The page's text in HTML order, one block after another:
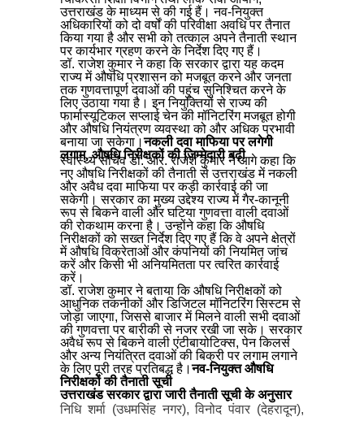
उत्तराखंड के माध्यम से की गई हैं। नव-नियुक्त
अधिकारियों को दो वर्षों की परिवीक्षा अवधि पर तैनात
किया गया है और सभी को तत्काल अपने तैनाती स्थान
पर कार्यभार ग्रहण करने के निर्देश दिए गए हैं।
डॉ. राजेश कुमार ने कहा कि सरकार द्वारा यह कदम
राज्य में औषधि प्रशासन को मजबूत करने और जनता
तक गुणवत्तापूर्ण दवाओं की पहुंच सुनिश्चित करने के
लिए उठाया गया है। इन नियुक्तियों से राज्य की
फार्मास्यूटिकल सप्लाई चेन की मॉनिटरिंग मजबूत होगी
और औषधि नियंत्रण व्यवस्था को और अधिक प्रभावी
बनाया जा सकेगा।नकली दवा माफिया पर लगेगी
लगाम, औषधि निरीक्षकों की जिम्मेदारी बढ़ी
स्वास्थ्य सचिव डॉ. आर. राजेश कुमार ने आगे कहा कि
नए औषधि निरीक्षकों की तैनाती से उत्तराखंड में नकली
और अवैध दवा माफिया पर कड़ी कार्रवाई की जा
सकेगी। सरकार का मुख्य उद्देश्य राज्य में गैर-कानूनी
रूप से बिकने वाली और घटिया गुणवत्ता वाली दवाओं
की रोकथाम करना है। उन्होंने कहा कि औषधि
निरीक्षकों को सख्त निर्देश दिए गए हैं कि वे अपने क्षेत्रों
में औषधि विक्रेताओं और कंपनियों की नियमित जांच
करें और किसी भी अनियमितता पर त्वरित कार्रवाई
करें।
डॉ. राजेश कुमार ने बताया कि औषधि निरीक्षकों को
आधुनिक तकनीकों और डिजिटल मॉनिटरिंग सिस्टम से
जोड़ा जाएगा, जिससे बाजार में मिलने वाली सभी दवाओं
की गुणवत्ता पर बारीकी से नजर रखी जा सके। सरकार
अवैध रूप से बिकने वाली एंटीबायोटिक्स, पेन किलर्स
और अन्य नियंत्रित दवाओं की बिक्री पर लगाम लगाने
के लिए पूरी तरह प्रतिबद्ध है।नव-नियुक्त औषधि
निरीक्षकों की तैनाती सूची
उत्तराखंड सरकार द्वारा जारी तैनाती सूची के अनुसार
निधि शर्मा (उधमसिंह नगर), विनोद पंवार (देहरादून),